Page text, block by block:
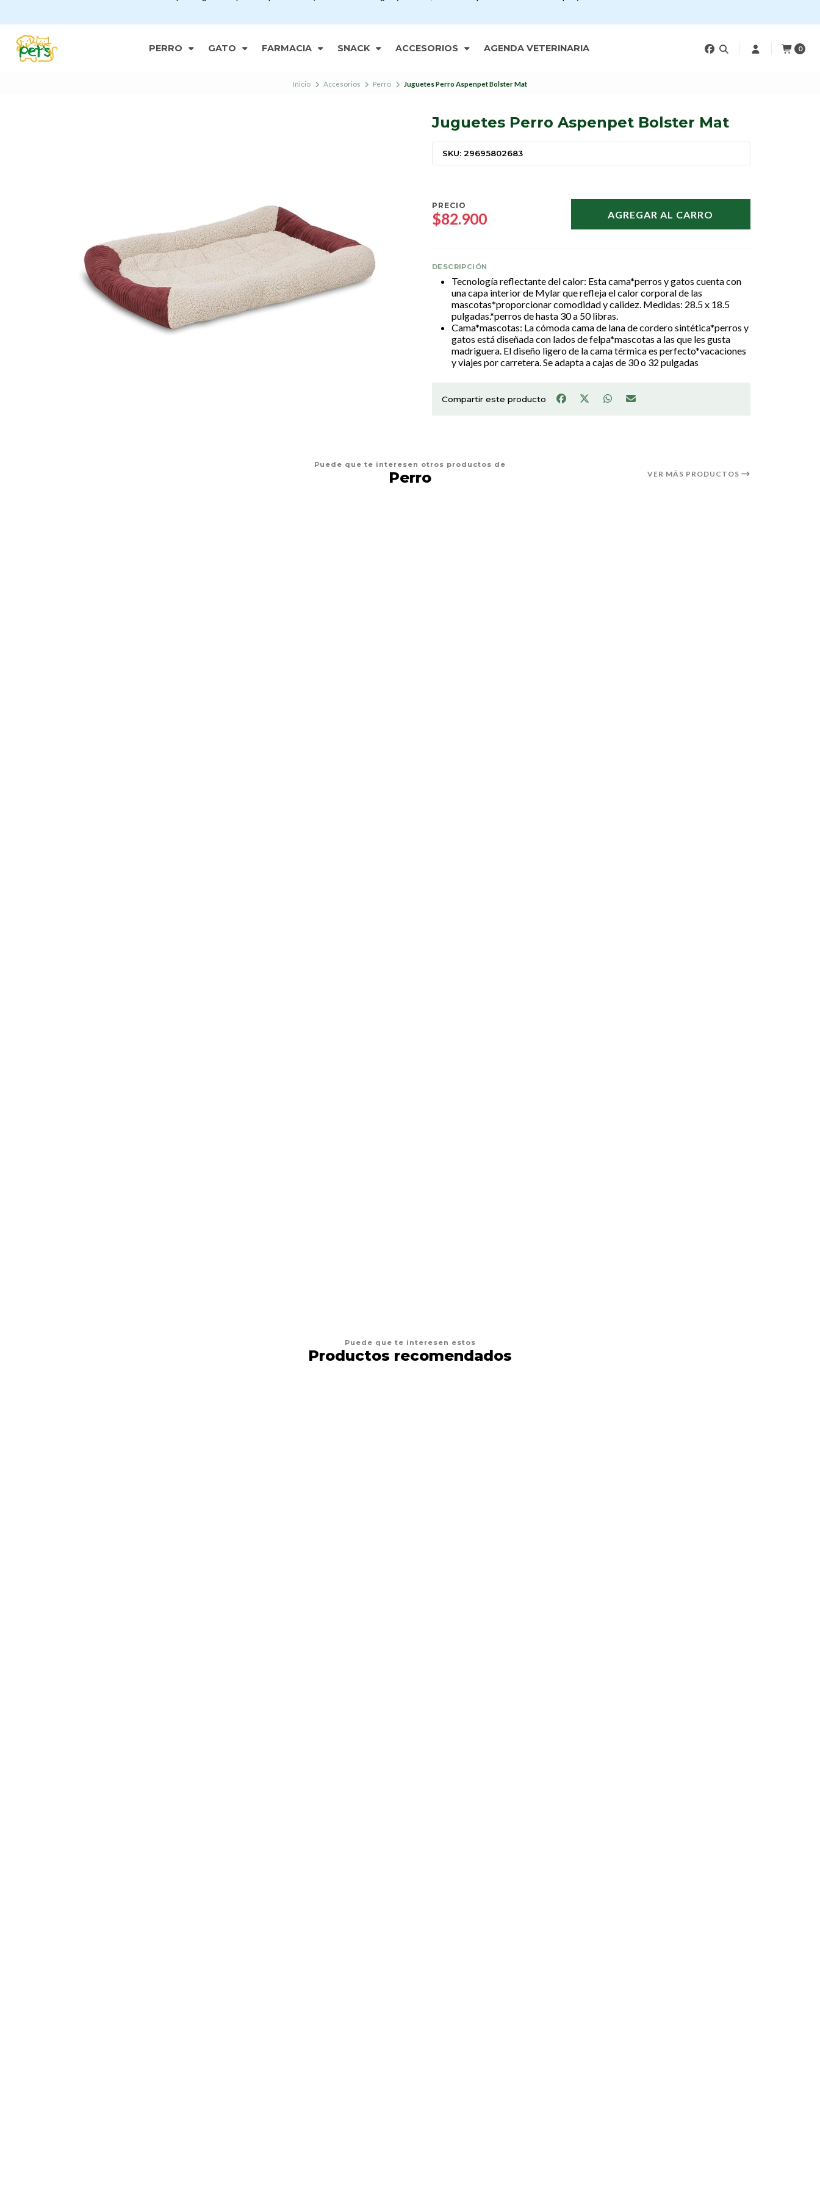
PERRO GATO FARMACIA SNACK ACCESORIOS AGENDA VETERINARIA 0
Inicio Accesorios Perro Juguetes Perro Aspenpet Bolster Mat
Juguetes Perro Aspenpet Bolster Mat
SKU: 29695802683
PRECIO
$82.900 AGREGAR AL CARRO
DESCRIPCIÓN
Tecnología reflectante del calor: Esta cama*perros y gatos cuenta con
una capa interior de Mylar que refleja el calor corporal de las
mascotas*proporcionar comodidad y calidez. Medidas: 28.5 x 18.5
pulgadas.*perros de hasta 30 a 50 libras.
Cama*mascotas: La cómoda cama de lana de cordero sintética*perros y
gatos está diseñada con lados de felpa*mascotas a las que les gusta
madriguera. El diseño ligero de la cama térmica es perfecto*vacaciones
y viajes por carretera. Se adapta a cajas de 30 o 32 pulgadas
Compartir este producto
Puede que te interesen otros productos de
Perro VER MÁS PRODUCTOS
Puede que te interesen estos
Productos recomendados